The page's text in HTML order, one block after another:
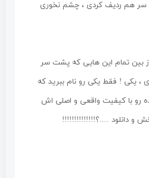
سر هم ردیف کردی ، چشم نخوری
بین تمام این هایی که پشت سر
، یکی ! فقط یکی رو نام ببرید که
رو با کیفیت واقعی و اصلی اش
و دانلود ….؟!!!!!!!!!!!!!!